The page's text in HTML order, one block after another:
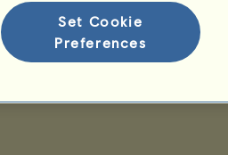
Set Cookie
Preferences